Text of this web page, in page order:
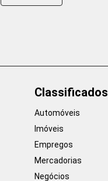
Classificados
Automóveis
Imóveis
Empregos
Mercadorias
Negócios